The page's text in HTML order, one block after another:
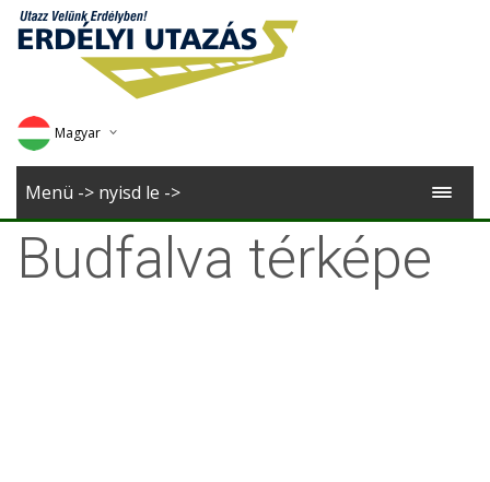
Magyar
Deutsch
English
Romana
Menü -> nyisd le ->
Budfalva térképe